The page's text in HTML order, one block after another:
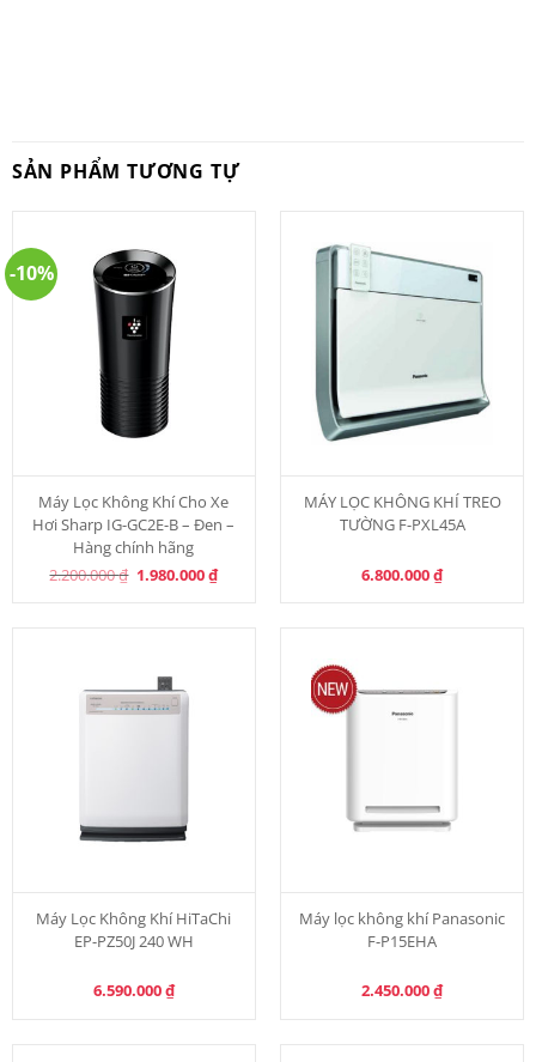
SẢN PHẨM TƯƠNG TỰ
-10%
Máy Lọc Không Khí Cho Xe
Hơi Sharp IG-GC2E-B – Đen –
Hàng chính hãng
2.200.000₫ Original
price
1.980.000₫Current
price
MÁY LỌC KHÔNG KHÍ TREO
TƯỜNG F-PXL45A
6.800.000₫
Máy Lọc Không Khí HiTaChi
EP-PZ50J 240 WH
6.590.000₫
Máy lọc không khí Panasonic
F-P15EHA
2.450.000₫